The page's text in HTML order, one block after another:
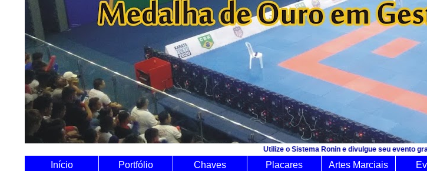
Utilize o Sistema Ronin e divulgue seu evento gratuitamente.
Início Portfólio Chaves Placares Artes Marciais